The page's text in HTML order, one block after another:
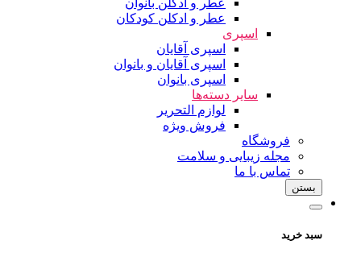
عطر و ادکلن بانوان
عطر و ادکلن کودکان
اسپری
اسپری آقایان
اسپری آقایان و بانوان
اسپری بانوان
سایر دسته‌ها
لوازم التحریر
فروش ویژه
فروشگاه
مجله زیبایی و سلامت
تماس با ما
بستن
سبد خرید